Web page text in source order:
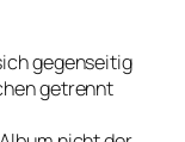
gegenseitig
getrennt